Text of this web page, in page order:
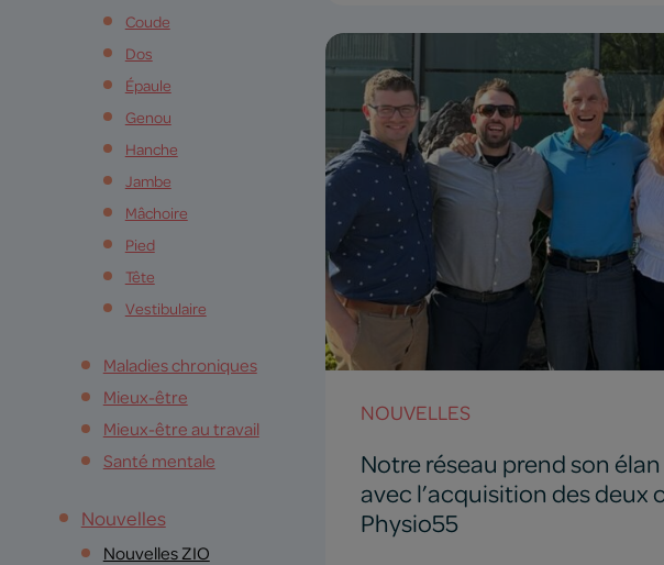
Coude
Dos
Épaule
Genou
Hanche
Jambe
Mâchoire
Pied
Tête
Vestibulaire
Maladies chroniques
Mieux-être
Mieux-être au travail
Santé mentale
Nouvelles
Nouvelles ZIO
NOUVELLES
Notre réseau prend son
avec l’acquisition des deux
Physio55